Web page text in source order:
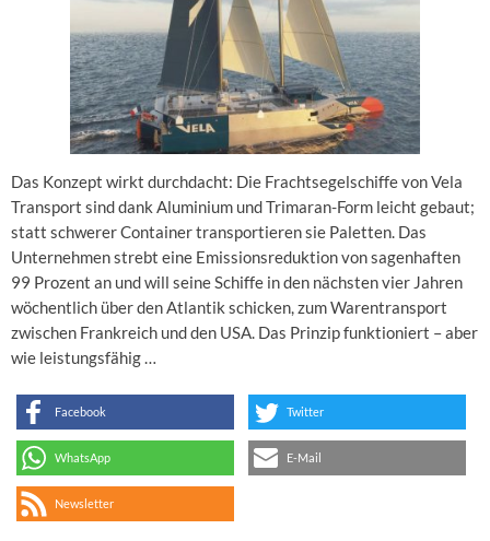
Das Konzept wirkt durchdacht: Die Frachtsegelschiffe von Vela
Transport sind dank Aluminium und Trimaran-Form leicht gebaut;
statt schwerer Container transportieren sie Paletten. Das
Unternehmen strebt eine Emissionsreduktion von sagenhaften
99 Prozent an und will seine Schiffe in den nächsten vier Jahren
wöchentlich über den Atlantik schicken, zum Warentransport
zwischen Frankreich und den USA. Das Prinzip funktioniert – aber
wie leistungsfähig …
Facebook Twitter
WhatsApp E-Mail
Newsletter